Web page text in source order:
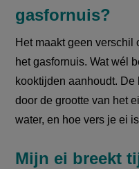
gasfornuis?
Het maakt geen
het gasfornuis. Wat wél
kooktijden aanhoudt.
door de grootte van het
water, en hoe vers je ei
Mijn ei breekt